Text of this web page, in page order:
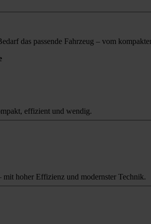
das passende Fahrzeug – vom
effizient und wendig.
hoher Effizienz und modernster Technik.